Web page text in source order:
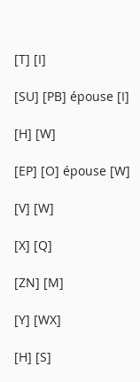
[T] [I]
[SU] [PB] épouse [I]
[H] [W]
[EP] [O] épouse [W]
[V] [W]
[X] [Q]
[ZN] [M]
[Y] [WX]
[H] [S]